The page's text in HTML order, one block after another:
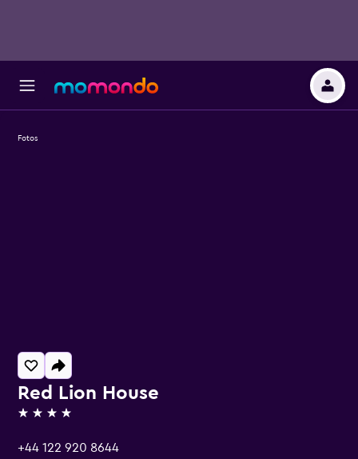
Red Lion House
4 estrellas
+44 122 920 8644
Fotos